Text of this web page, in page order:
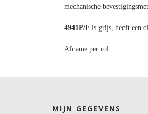
mechanische
4941P/F is grijs, heeft een
Afname per rol.
MIJN GEGEVENS